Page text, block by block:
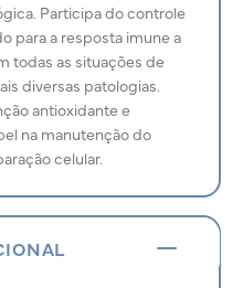
Participa do controle
para a resposta imune a
todas as situações de
diversas patologias.
antioxidante e
na manutenção do
celular.